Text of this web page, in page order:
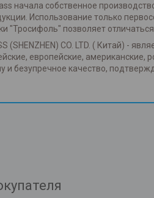
начала собственное
Использование только
"Тросифоль" позволяет
(SHENZHEN) CO. LTD. ( Китай) -
европейские,
и безупречное качество,